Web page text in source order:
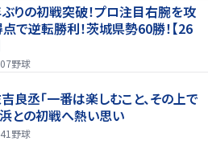
りの初戦突破！プロ注目右腕を攻
で逆転勝利！茨城県勢60勝！【26
野球
良丞「一番は楽しむこと、その上で
との初戦へ熱い思い
野球